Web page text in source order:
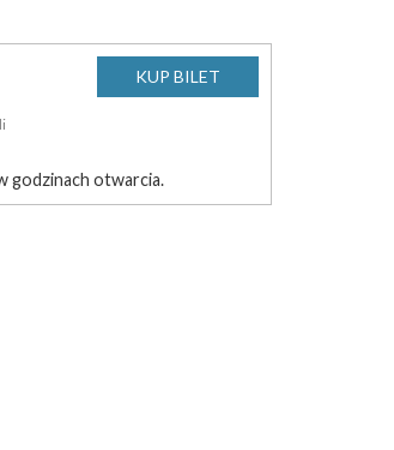
godzinach otwarcia.